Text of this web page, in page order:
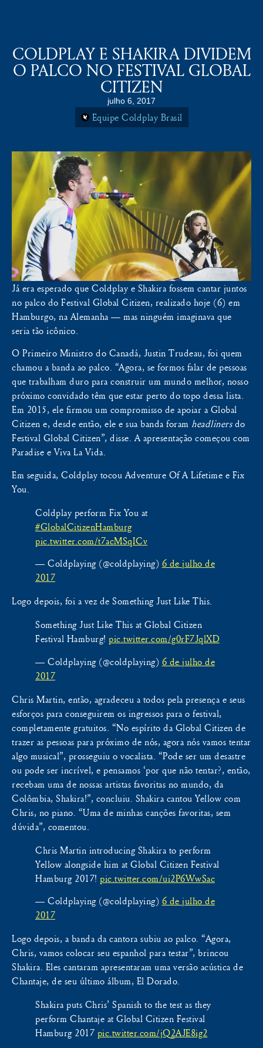
COLDPLAY E SHAKIRA DIVIDEM
O PALCO NO FESTIVAL GLOBAL
CITIZEN
julho 6, 2017
Equipe Coldplay Brasil
Já era esperado que Coldplay e Shakira fossem cantar juntos
no palco do Festival Global Citizen, realizado hoje (6) em
Hamburgo, na Alemanha — mas ninguém imaginava que
seria tão icônico.
O Primeiro Ministro do Canadá, Justin Trudeau, foi quem
chamou a banda ao palco. “Agora, se formos falar de pessoas
que trabalham duro para construir um mundo melhor, nosso
próximo convidado têm que estar perto do topo dessa lista.
Em 2015, ele firmou um compromisso de apoiar a Global
Citizen e, desde então, ele e sua banda foram headlinersdo
Festival Global Citizen”, disse. A apresentação começou com
Paradise e Viva La Vida.
Em seguida, Coldplay tocou Adventure Of A Lifetime e Fix
You.
Coldplay perform Fix You at
#GlobalCitizenHamburg
pic.twitter.com/t7acMSqICv
— Coldplaying (@coldplaying) 6 de julho de
2017
Logo depois, foi a vez de Something Just Like This.
Something Just Like This at Global Citizen
Festival Hamburg! pic.twitter.com/g0rF7JqlXD
— Coldplaying (@coldplaying) 6 de julho de
2017
Chris Martin, então, agradeceu a todos pela presença e seus
esforços para conseguirem os ingressos para o festival,
completamente gratuitos. “No espírito da Global Citizen de
trazer as pessoas para próximo de nós, agora nós vamos tentar
algo musical”, prosseguiu o vocalista. “Pode ser um desastre
ou pode ser incrível, e pensamos ‘por que não tentar?, então,
recebam uma de nossas artistas favoritas no mundo, da
Colômbia, Shakira!”, concluiu. Shakira cantou Yellow com
Chris, no piano. “Uma de minhas canções favoritas, sem
dúvida”, comentou.
Chris Martin introducing Shakira to perform
Yellow alongside him at Global Citizen Festival
Hamburg 2017! pic.twitter.com/ui2P6WwSac
— Coldplaying (@coldplaying) 6 de julho de
2017
Logo depois, a banda da cantora subiu ao palco. “Agora,
Chris, vamos colocar seu espanhol para testar”, brincou
Shakira. Eles cantaram apresentaram uma versão acústica de
Chantaje, de seu último álbum, El Dorado.
Shakira puts Chris’ Spanish to the test as they
perform Chantaje at Global Citizen Festival
Hamburg 2017 pic.twitter.com/jQ2AJE8ig2